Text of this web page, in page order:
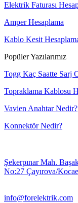
Elektrik Faturası
Amper Hesaplama
Kablo Kesit
Popüler Yazılarımız
Togg Kaç Saatte Sarj
Topraklama Kablosu
Vavien Anahtar Nedir?
Konnektör Nedir?
Şekerpınar Mah.
No:27 Çayırova/
info@forelektrik.com